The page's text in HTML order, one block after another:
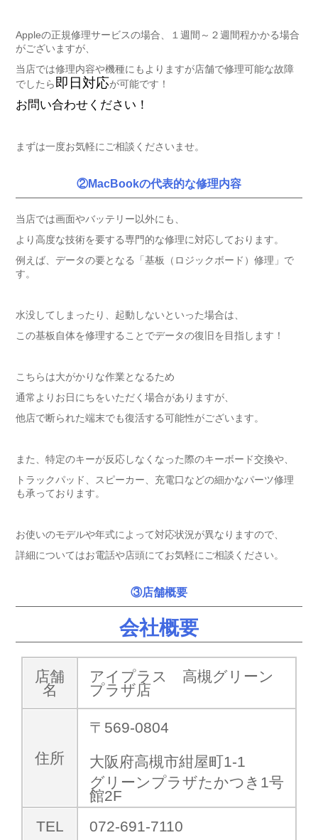
Appleの正規修理サービスの場合、１週間～２週間程かかる場合
がございますが、
当店では修理内容や機種にもよりますが店舗で修理可能な故障
でしたら即日対応が可能です！
お問い合わせください！
まずは一度お気軽にご相談くださいませ。
②MacBookの代表的な修理内容
当店では画面やバッテリー以外にも、
より高度な技術を要する専門的な修理に対応しております。
例えば、データの要となる「基板（ロジックボード）修理」で
す。
水没してしまったり、起動しないといった場合は、
この基板自体を修理することでデータの復旧を目指します！
こちらは大がかりな作業となるため
通常よりお日にちをいただく場合がありますが、
他店で断られた端末でも復活する可能性がございます。
また、特定のキーが反応しなくなった際のキーボード交換や、
トラックパッド、スピーカー、充電口などの細かなパーツ修理
も承っております。
お使いのモデルや年式によって対応状況が異なりますので、
詳細についてはお電話や店頭にてお気軽にご相談ください。
③店舗概要
会社概要
店舗
名
アイプラス 高槻グリーン
プラザ店
住所
〒569-0804
大阪府高槻市紺屋町1-1
グリーンプラザたかつき1号
館2F
TEL
072-691-7110